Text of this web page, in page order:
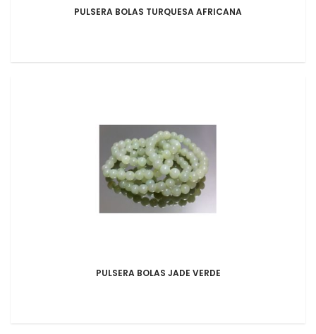
PULSERA BOLAS TURQUESA AFRICANA
PULSERA BOLAS JADE VERDE